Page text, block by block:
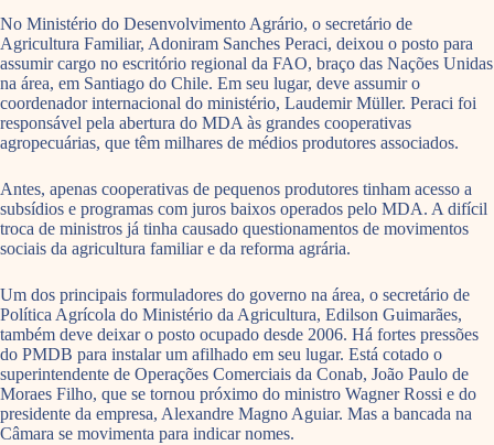
No Ministério do Desenvolvimento Agrário, o secretário de
Agricultura Familiar, Adoniram Sanches Peraci, deixou o posto para
assumir cargo no escritório regional da FAO, braço das Nações Unidas
na área, em Santiago do Chile. Em seu lugar, deve assumir o
coordenador internacional do ministério, Laudemir Müller. Peraci foi
responsável pela abertura do MDA às grandes cooperativas
agropecuárias, que têm milhares de médios produtores associados.
Antes, apenas cooperativas de pequenos produtores tinham acesso a
subsídios e programas com juros baixos operados pelo MDA. A difícil
troca de ministros já tinha causado questionamentos de movimentos
sociais da agricultura familiar e da reforma agrária.
Um dos principais formuladores do governo na área, o secretário de
Política Agrícola do Ministério da Agricultura, Edilson Guimarães,
também deve deixar o posto ocupado desde 2006. Há fortes pressões
do PMDB para instalar um afilhado em seu lugar. Está cotado o
superintendente de Operações Comerciais da Conab, João Paulo de
Moraes Filho, que se tornou próximo do ministro Wagner Rossi e do
presidente da empresa, Alexandre Magno Aguiar. Mas a bancada na
Câmara se movimenta para indicar nomes.